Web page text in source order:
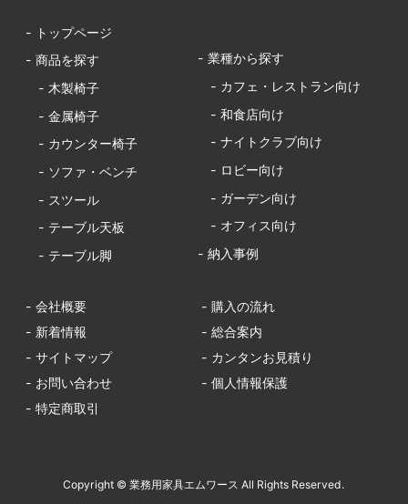
- トップページ
- 商品を探す
- 木製椅子
- 金属椅子
- カウンター椅子
- ソファ・ベンチ
- スツール
- テーブル天板
- テーブル脚
- 業種から探す
- カフェ・レストラン向け
- 和食店向け
- ナイトクラブ向け
- ロビー向け
- ガーデン向け
- オフィス向け
- 納入事例
- 会社概要
- 購入の流れ
- 新着情報
- 総合案内
- サイトマップ
- カンタンお見積り
- お問い合わせ
- 個人情報保護
- 特定商取引
Copyright © 業務用家具エムワース All Rights Reserved.